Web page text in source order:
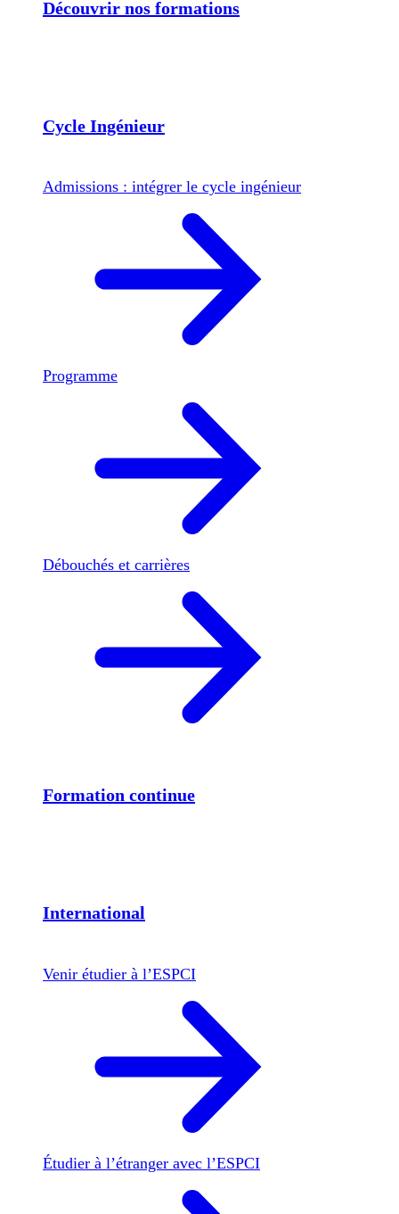
Découvrir nos formations
Cycle Ingénieur
Admissions : intégrer le cycle ingénieur
Programme
Débouchés et carrières
Formation continue
International
Venir étudier à l’ESPCI
Étudier à l’étranger avec l’ESPCI